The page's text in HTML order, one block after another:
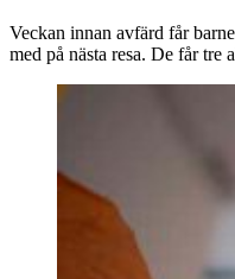
Veckan innan avfärd får
med på nästa resa. De får tre